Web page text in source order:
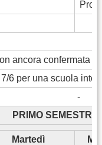
ancora confermata
6 per una scuola
-
PRIMO SEMESTRE
Martedì